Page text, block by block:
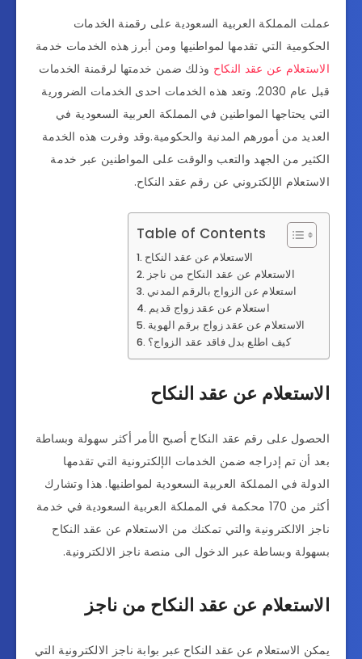
عملت المملكة العربية السعودية على رقمنة الخدمات
الحكومية التي تقدمها لمواطنيها ومن أبرز هذه الخدمات خدمة
الاستعلام عن عقد النكاح وذلك ضمن خدمتها لرقمنة الخدمات
قبل عام 2030. وتعد هذه الخدمات احدى الخدمات الضرورية
التي يحتاجها المواطنين في المملكة العربية السعودية في
العديد من أمورهم المدنية والحكومية.وقد وفرت هذه الخدمة
الكثير من الجهد والتعب والوقت على المواطنين عبر خدمة
الاستعلام الإلكتروني عن رقم عقد النكاح.
Table of Contents
الاستعلام عن عقد النكاح
الاستعلام عن عقد النكاح من ناجز
استعلام عن الزواج بالرقم المدني
استعلام عن عقد زواج قديم
الاستعلام عن عقد زواج برقم الهوية
كيف اطلع بدل فاقد عقد الزواج؟
الاستعلام عن عقد النكاح
الحصول على رقم عقد النكاح أصبح الأمر أكثر سهولة وبساطة
بعد أن تم إدراجه ضمن الخدمات الإلكترونية التي تقدمها
الدولة في المملكة العربية السعودية لمواطنيها. هذا وتشارك
أكثر من 170 محكمة في المملكة العربية السعودية في خدمة
ناجز الالكترونية والتي تمكنك من الاستعلام عن عقد النكاح
بسهولة وبساطة عبر الدخول الى منصة ناجز الالكترونية.
الاستعلام عن عقد النكاح من ناجز
يمكن الاستعلام عن عقد النكاح عبر بوابة ناجز الالكترونية التي